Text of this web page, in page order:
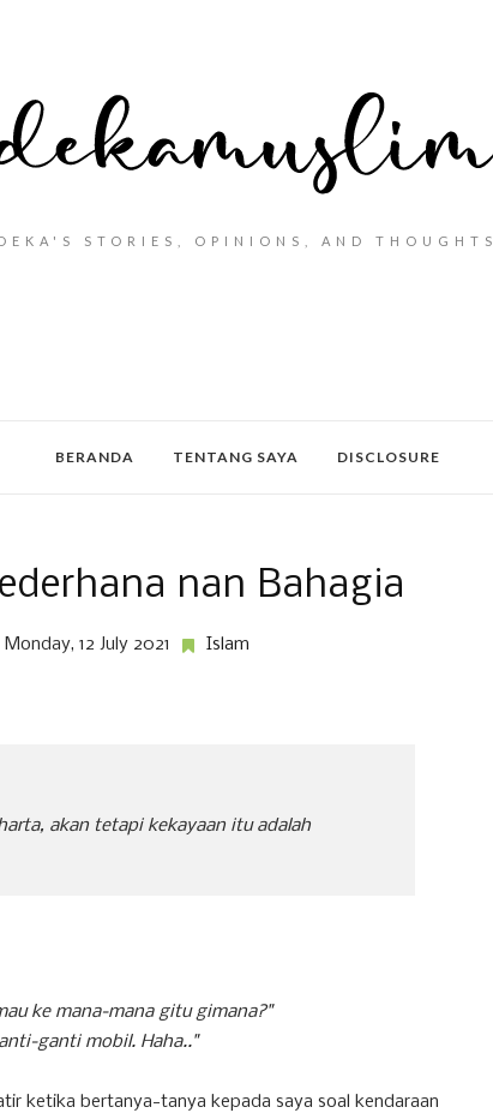
STORIES, OPINIONS, AND THOUGHTS
BERANDA TENTANG SAYA DISCLOSURE
nan Bahagia
Monday, 12 July 2021 Islam
akan tetapi kekayaan itu adalah
ke mana-mana gitu gimana?"
ganti mobil. Haha.."
ketika bertanya-tanya kepada saya soal kendaraan